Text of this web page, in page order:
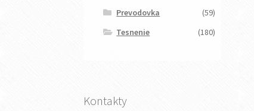
Prevodovka
(59)
Tesnenie
(180)
Kontakty